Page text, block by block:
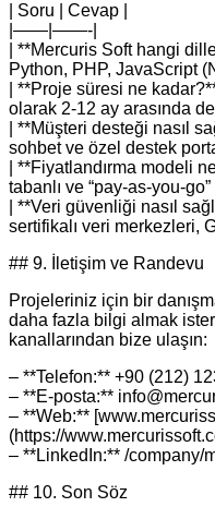
| Soru | Cevap |
|——|——-|
| **Mercuris Soft hangi
Python, PHP, JavaScript
| **Proje süresi ne
olarak 2‑12 ay arasında
| **Müşteri desteği nasıl
sohbet ve özel destek
| **Fiyatlandırma modeli
tabanlı ve “pay-as-you-
| **Veri güvenliği nasıl
sertifikalı veri merkezleri,
## 9. İletişim ve Randevu
Projeleriniz için bir
daha fazla bilgi almak
kanallarından bize ulaşın:
– **Telefon:** +90 (212)
– **E‑posta:**
– **Web:**
(https://
– **LinkedIn:** /company/
## 10. Son Söz